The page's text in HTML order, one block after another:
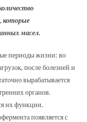
которые
масел.
периоды жизни: во
после болезней и
вырабатывается
органов.
их функции.
появляется с